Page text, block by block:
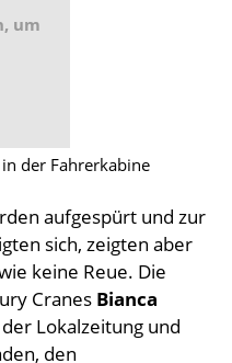
um
der Fahrerkabine
aufgespürt und zur
sich, zeigten aber
keine Reue. Die
Cranes Bianca
Lokalzeitung und
den